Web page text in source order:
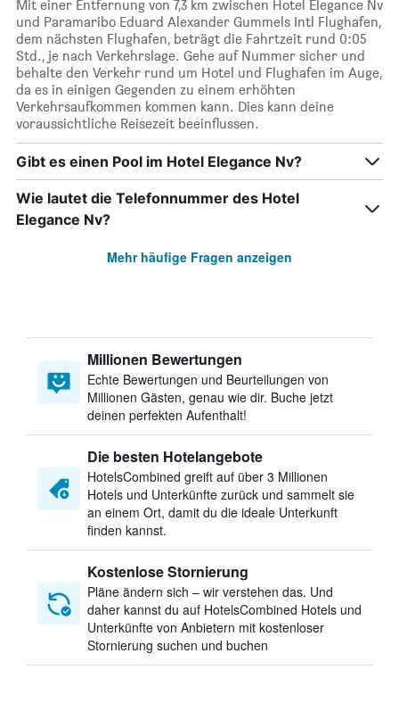
Mit einer Entfernung von 7,3 km zwischen Hotel Elegance Nv
und Paramaribo Eduard Alexander Gummels Intl Flughafen,
dem nächsten Flughafen, beträgt die Fahrtzeit rund 0:05
Std., je nach Verkehrslage. Gehe auf Nummer sicher und
behalte den Verkehr rund um Hotel und Flughafen im Auge,
da es in einigen Gegenden zu einem erhöhten
Verkehrsaufkommen kommen kann. Dies kann deine
voraussichtliche Reisezeit beeinflussen.
Gibt es einen Pool im Hotel Elegance Nv?
Wie lautet die Telefonnummer des Hotel
Elegance Nv?
Mehr häufige Fragen anzeigen
Millionen Bewertungen
Echte Bewertungen und Beurteilungen von
Millionen Gästen, genau wie dir. Buche jetzt
deinen perfekten Aufenthalt!
Die besten Hotelangebote
HotelsCombined greift auf über 3 Millionen
Hotels und Unterkünfte zurück und sammelt sie
an einem Ort, damit du die ideale Unterkunft
finden kannst.
Kostenlose Stornierung
Pläne ändern sich – wir verstehen das. Und
daher kannst du auf HotelsCombined Hotels und
Unterkünfte von Anbietern mit kostenloser
Stornierung suchen und buchen